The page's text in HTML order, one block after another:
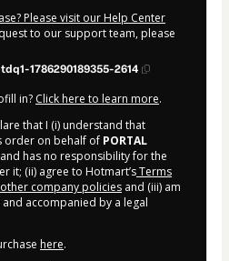
Please visit our Help Center
to our support team, please
1786290189355-2614
in? Click here to learn more.
that I (i) understand that
order on behalf of PORTAL
and has no responsibility for the
it; (ii) agree to Hotmart’sTerms
other company policies and (iii) am
accompanied by a legal
here.